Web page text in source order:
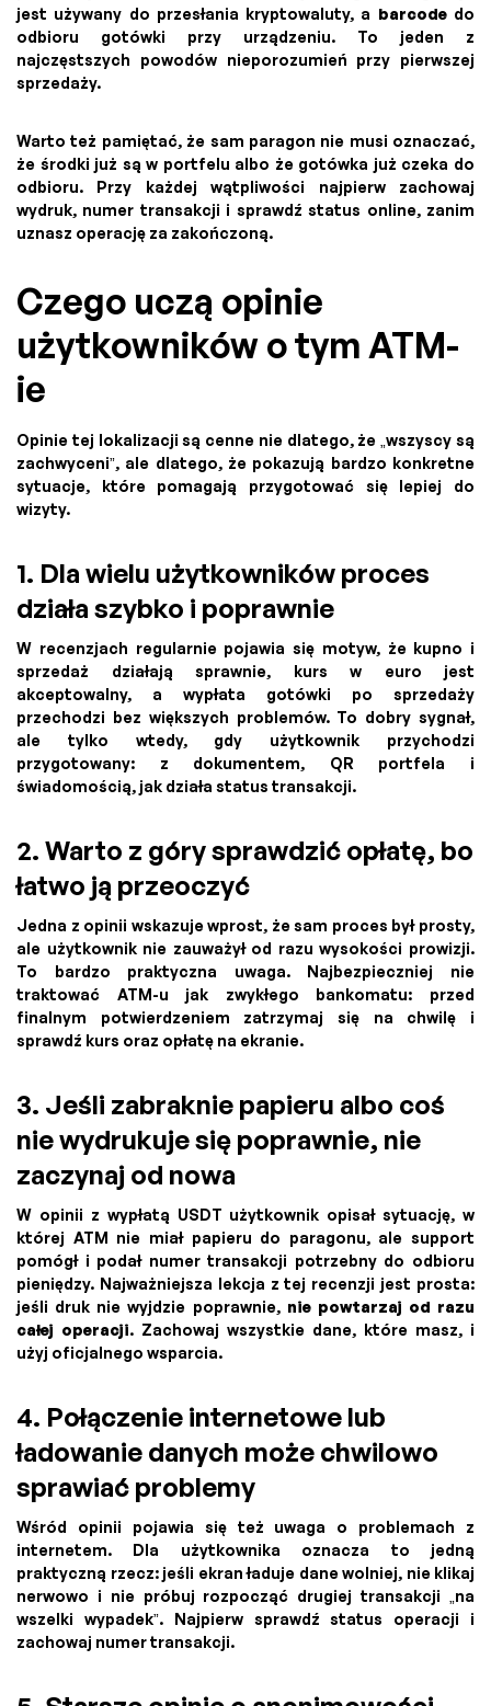
jest używany do przesłania kryptowaluty, a barcodedo
odbioru gotówki przy urządzeniu. To jeden z
najczęstszych powodów nieporozumień przy pierwszej
sprzedaży.
Warto też pamiętać, że sam paragon nie musi oznaczać,
że środki już są w portfelu albo że gotówka już czeka do
odbioru. Przy każdej wątpliwości najpierw zachowaj
wydruk, numer transakcji i sprawdź status online, zanim
uznasz operację za zakończoną.
Czego uczą opinie
użytkowników o tym ATM-
ie
Opinie tej lokalizacji są cenne nie dlatego, że „wszyscy są
zachwyceni”, ale dlatego, że pokazują bardzo konkretne
sytuacje, które pomagają przygotować się lepiej do
wizyty.
1. Dla wielu użytkowników proces
działa szybko i poprawnie
W recenzjach regularnie pojawia się motyw, że kupno i
sprzedaż działają sprawnie, kurs w euro jest
akceptowalny, a wypłata gotówki po sprzedaży
przechodzi bez większych problemów. To dobry sygnał,
ale tylko wtedy, gdy użytkownik przychodzi
przygotowany: z dokumentem, QR portfela i
świadomością, jak działa status transakcji.
2. Warto z góry sprawdzić opłatę, bo
łatwo ją przeoczyć
Jedna z opinii wskazuje wprost, że sam proces był prosty,
ale użytkownik nie zauważył od razu wysokości prowizji.
To bardzo praktyczna uwaga. Najbezpieczniej nie
traktować ATM-u jak zwykłego bankomatu: przed
finalnym potwierdzeniem zatrzymaj się na chwilę i
sprawdź kurs oraz opłatę na ekranie.
3. Jeśli zabraknie papieru albo coś
nie wydrukuje się poprawnie, nie
zaczynaj od nowa
W opinii z wypłatą USDT użytkownik opisał sytuację, w
której ATM nie miał papieru do paragonu, ale support
pomógł i podał numer transakcji potrzebny do odbioru
pieniędzy. Najważniejsza lekcja z tej recenzji jest prosta:
jeśli druk nie wyjdzie poprawnie, nie powtarzaj od razu
całej operacji. Zachowaj wszystkie dane, które masz, i
użyj oficjalnego wsparcia.
4. Połączenie internetowe lub
ładowanie danych może chwilowo
sprawiać problemy
Wśród opinii pojawia się też uwaga o problemach z
internetem. Dla użytkownika oznacza to jedną
praktyczną rzecz: jeśli ekran ładuje dane wolniej, nie klikaj
nerwowo i nie próbuj rozpocząć drugiej transakcji „na
wszelki wypadek”. Najpierw sprawdź status operacji i
zachowaj numer transakcji.